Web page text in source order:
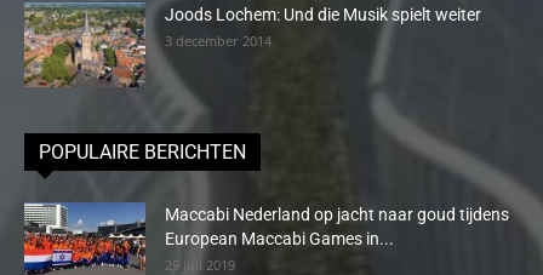
Joods Lochem: Und die Musik spielt weiter
3 december 2014
POPULAIRE BERICHTEN
Maccabi Nederland op jacht naar goud tijdens
European Maccabi Games in...
29 juli 2019